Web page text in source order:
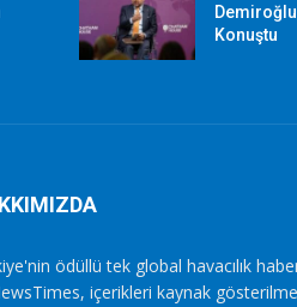
Konuştu
ödüllü tek global havacılık
içerikleri kaynak